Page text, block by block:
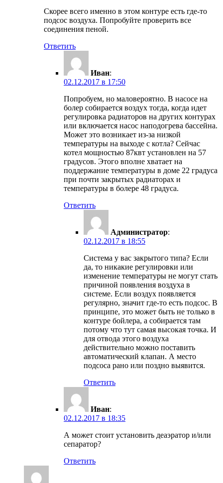
Скорее всего именно в этом контуре есть где-то
подсос воздуха. Попробуйте проверить все
соединения пеной.
Ответить
Иван:
02.12.2017 в 17:50
Попробуем, но маловероятно. В насосе на
болер собирается воздух тогда, когда идет
регулировка радиаторов на других контурах
или включается насос наподогрева бассейна.
Может это возникает из-за низкой
температуры на выходе с котла? Сейчас
котел мощностью 87квт установлен на 57
градусов. Этого вполне хватает на
поддержание температуры в доме 22 градуса
при почти закрытых радиаторах и
температуры в болере 48 градуса.
Ответить
Администратор:
02.12.2017 в 18:55
Система у вас закрытого типа? Если
да, то никакие регулировки или
изменение температуры не могут стать
причиной появления воздуха в
системе. Если воздух появляется
регулярно, значит где-то есть подсос. В
принципе, это может быть не только в
контуре бойлера, а собирается там
потому что тут самая высокая точка. И
для отвода этого воздуха
действительно можно поставить
автоматический клапан. А место
подсоса рано или поздно выявится.
Ответить
Иван:
02.12.2017 в 18:35
А может стоит установить деаэратор и/или
сепаратор?
Ответить